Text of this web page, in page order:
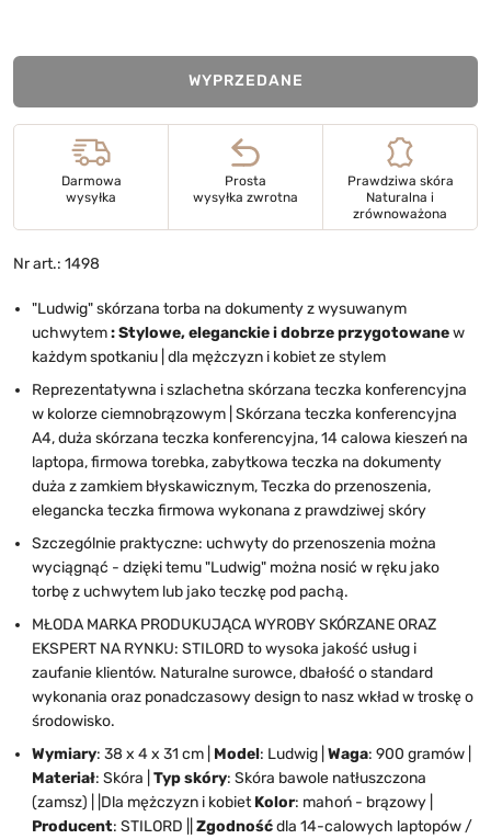
WYPRZEDANE
Darmowa
wysyłka
Prosta
wysyłka zwrotna
Prawdziwa skóra
Naturalna i
zrównoważona
Nr art.: 1498
"Ludwig" skórzana torba na dokumenty z wysuwanym
uchwytem: Stylowe, eleganckie i dobrze przygotowanew
każdym spotkaniu | dla mężczyzn i kobiet ze stylem
Reprezentatywna i szlachetna skórzana teczka konferencyjna
w kolorze ciemnobrązowym | Skórzana teczka konferencyjna
A4, duża skórzana teczka konferencyjna, 14 calowa kieszeń na
laptopa, firmowa torebka, zabytkowa teczka na dokumenty
duża z zamkiem błyskawicznym,Teczka do przenoszenia,
elegancka teczka firmowa wykonana z prawdziwej skóry
Szczególnie praktyczne: uchwyty do przenoszenia można
wyciągnąć - dzięki temu "Ludwig" można nosić w ręku jako
torbę z uchwytem lub jako teczkę pod pachą.
MŁODA MARKA PRODUKUJĄCA WYROBY SKÓRZANE ORAZ
EKSPERT NA RYNKU: STILORD to wysoka jakość usług i
zaufanie klientów. Naturalne surowce, dbałość o standard
wykonania oraz ponadczasowy design to nasz wkład w troskę o
środowisko.
Wymiary: 38 x 4 x 31 cm | Model: Ludwig | Waga: 900 gramów |
Materiał: Skóra | Typ skóry: Skóra bawole natłuszczona
(zamsz)
| |Dla mężczyzn i kobietKolor: mahoń - brązowy |
Producent: STILORD || Zgodnośćdla 14-calowych laptopów /